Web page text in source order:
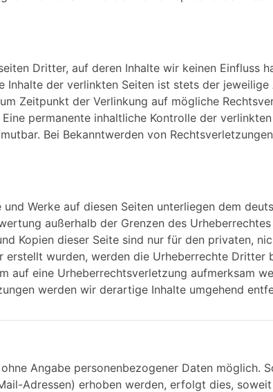
Dritter, auf deren Inhalte wir keinen Einfluss
Inhalte der verlinkten Seiten ist stets der
Zeitpunkt der Verlinkung auf mögliche
permanente inhaltliche Kontrolle der
Bei Bekanntwerden von
Werke auf diesen Seiten unterliegen dem
außerhalb der Grenzen des
Kopien dieser Seite sind nur für den privaten,
wurden, werden die Urheberrechte Dritter
auf eine Urheberrechtsverletzung aufmerksam
werden wir derartige Inhalte umgehend
Angabe personenbezogener Daten möglich.
Adressen) erhoben werden, erfolgt dies,